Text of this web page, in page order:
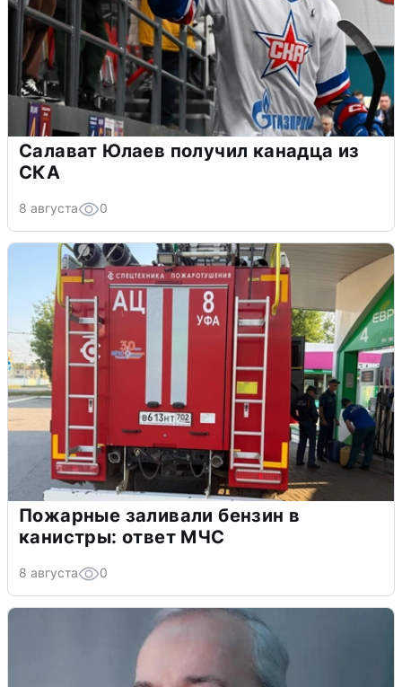
Салават Юлаев получил канадца из
СКА
8 августа 0
Пожарные заливали бензин в
канистры: ответ МЧС
8 августа 0